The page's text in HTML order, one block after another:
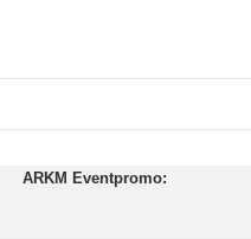
ARKM Eventpromo: